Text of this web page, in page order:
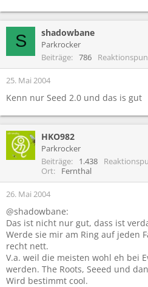
S shadowbane
Parkrocker
Beiträge
786
25. Mai 2004
Kenn nur Seed 2.0 und das is gut
HKO982
Parkrocker
Beiträge
1.438
Ort
Fernthal
26. Mai 2004
@shadowbane:
Das ist nicht nur gut, dass ist
Werde sie mir am Ring auf jeden
recht nett.
V.a. weil die meisten wohl eh bei
werden. The Roots, Seeed und
Wird bestimmt cool.